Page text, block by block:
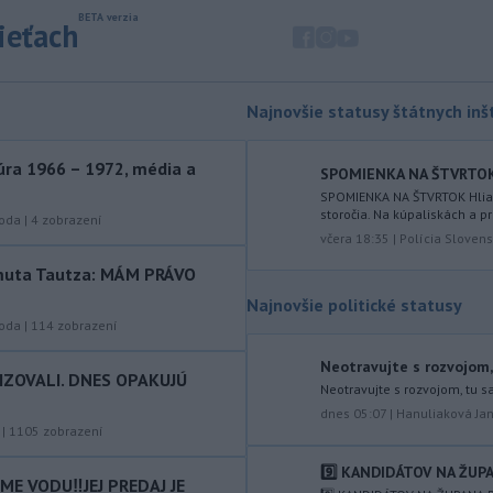
vznesené obavy týkajúce sa
vládnych uznesení k zonáciám
národných parkov. Zároveň posudzuje
ôsmu žiadosť o platbu z plánu
- Počas minulotýždňového
španielskej exklávy Ceuta zomrelo
približne 100 ľudí, oznámil vo štvrtok
tamojší starosta Juan Jesús Vivas v
Meteorológovia zo
1966 – 1972, média a
| 4 zobrazení
Tautza: MÁM PRÁVO
| 114 zobrazení
DNES OPAKUJÚ
| 1105 zobrazení
VODU‼️JEJ PREDAJ JE
Najnovšie statusy štátnych
SPOMIENKA NA
SPOMIENKA NA ŠTVRTOK
storočia. Na kúpaliskách a
včera 18:35 | Polícia
Najnovšie politické statusy
Neotravujte s
Neotravujte s rozvojom, tu
dnes 05:07 | Hanuliaková
9️⃣ KANDIDÁTOV NA